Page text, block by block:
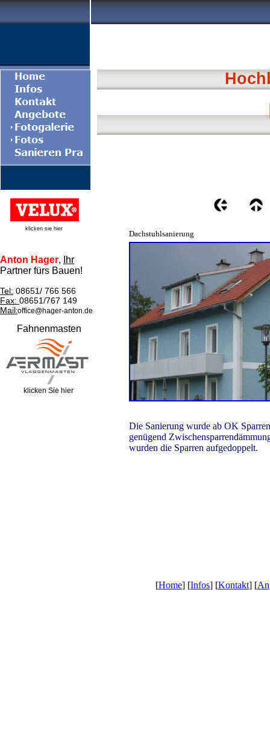
klicken sie hier
Anton Hager,
Ihr
Partner fürs Bauen!
Tel: 08651/ 766 566
Fax: 08651/767 149
Mail:office@hager-anton.de
Fahnenmasten
klicken Sie hier
Dachstuhlsanierung
Die Sanierung wurde ab OK
genügend
wurden die Sparren aufgedoppelt.
[Home] [Infos] [Kontakt] [